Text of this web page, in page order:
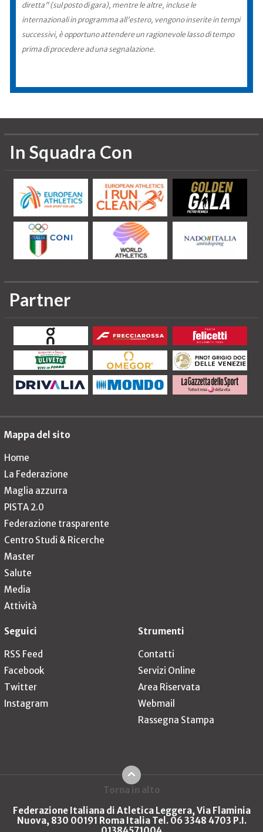
diretta" (sul posto di gara), mentre le altre, incluse le
internazionali in programma all'estero, vengono inserite in tempi
successivi, è opportuno attendere un ragionevole lasso di tempo
prima di procedere ad una segnalazione.
In Squadra Con
Partner
Mappa del sito
Home
La Federazione
Maglia azzurra
PISTA 2.0
Federazione trasparente
Centro Studi & Ricerche
Master
Salute
Media
Attività
Seguici
RSS Feed
Facebook
Twitter
Instagram
Strumenti
Contatti
Servizi Online
Area Riservata
Webmail
Rassegna Stampa
Torna in alto
Federazione Italiana di Atletica Leggera, Via Flaminia
Nuova, 830 00191 Roma Italia Tel. 06 3348 4703 P.I.